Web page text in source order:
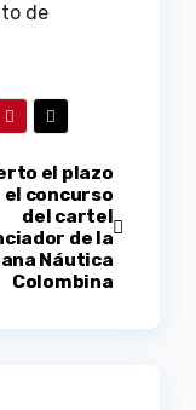
de
el plazo
el concurso
del cartel
de la
Náutica
Colombina